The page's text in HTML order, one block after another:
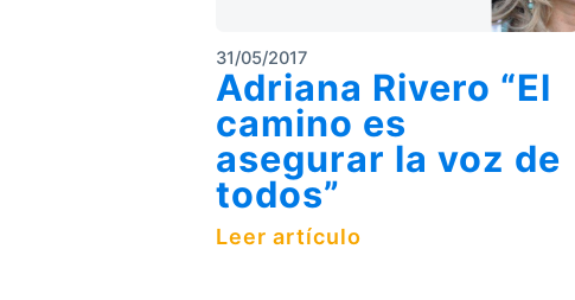
31/05/2017
Adriana Rivero “El
camino es
asegurar la voz de
todos”
Leer artículo